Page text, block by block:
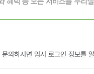
의하시면 임시 로그인 정보를